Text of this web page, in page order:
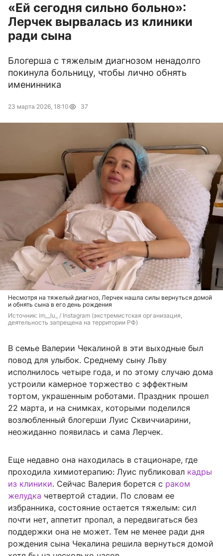
«Ей сегодня сильно больно»:
Лерчек вырвалась из клиники
ради сына
Блогерша с тяжелым диагнозом ненадолго
покинула больницу, чтобы лично обнять
именинника
23 марта 2026, 18:10 37
Несмотря на тяжелый диагноз, Лерчек нашла силы вернуться домой
и обнять сына в его день рождения
Источник: im__lu_ / Instagram (экстремистская организация,
деятельность запрещена на территории РФ)
В семье Валерии Чекалиной в эти выходные был
повод для улыбок. Среднему сыну Льву
исполнилось четыре года, и по этому случаю дома
устроили камерное торжество с эффектным
тортом, украшенным роботами. Праздник прошел
22 марта, и на снимках, которыми поделился
возлюбленный блогерши Луис Сквиччиарини,
неожиданно появилась и сама Лерчек.
Еще недавно она находилась в стационаре, где
проходила химиотерапию: Луис публиковал кадры
из клиники. Сейчас Валерия борется с раком
желудка четвертой стадии. По словам ее
избранника, состояние остается тяжелым: сил
почти нет, аппетит пропал, а передвигаться без
поддержки она не может. Тем не менее ради дня
рождения сына Чекалина решила вернуться домой